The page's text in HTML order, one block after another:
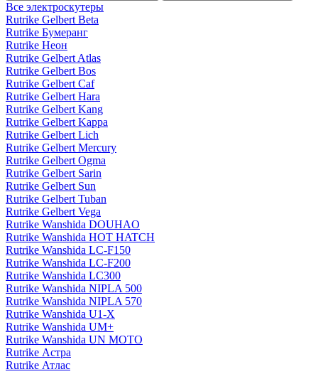
Все электро­скутеры
Rutrike Gelbert Beta
Rutrike Бумеранг
Rutrike Неон
Rutrike Gelbert Atlas
Rutrike Gelbert Bos
Rutrike Gelbert Caf
Rutrike Gelbert Hara
Rutrike Gelbert Kang
Rutrike Gelbert Kappa
Rutrike Gelbert Lich
Rutrike Gelbert Mercury
Rutrike Gelbert Ogma
Rutrike Gelbert Sarin
Rutrike Gelbert Sun
Rutrike Gelbert Tuban
Rutrike Gelbert Vega
Rutrike Wanshida DOUHAO
Rutrike Wanshida HOT HATCH
Rutrike Wanshida LC-F150
Rutrike Wanshida LC-F200
Rutrike Wanshida LC300
Rutrike Wanshida NIPLA 500
Rutrike Wanshida NIPLA 570
Rutrike Wanshida U1-X
Rutrike Wanshida UM+
Rutrike Wanshida UN MOTO
Rutrike Астра
Rutrike Атлас